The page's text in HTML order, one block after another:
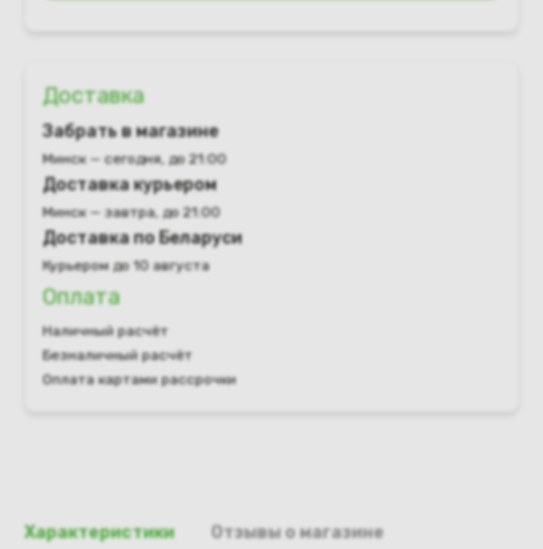
Доставка
Забрать в магазине
Минск — сегодня, до 21:00
Доставка курьером
Минск — завтра, до 21:00
Доставка по Беларуси
Курьером до 10 августа
Оплата
Наличный расчёт
Безналичный расчёт
Оплата картами рассрочки
Характеристики Отзывы о магазине